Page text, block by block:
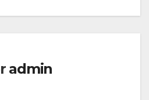
admin